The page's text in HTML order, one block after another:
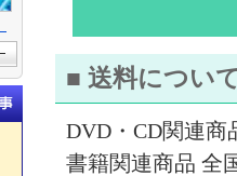
■ 送料につい
DVD・CD関連商
書籍関連商品 全